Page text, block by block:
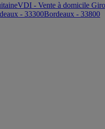
VDI - Vente à domicile
- 33300Bordeaux - 33800